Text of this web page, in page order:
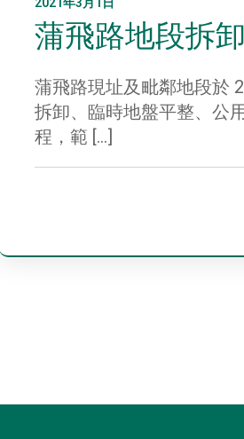
蒲飛路地段拆
蒲飛路現址及毗鄰地段於
拆卸、臨時地盤平整、公
程，範 […]